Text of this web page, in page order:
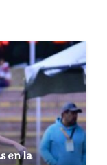
en la